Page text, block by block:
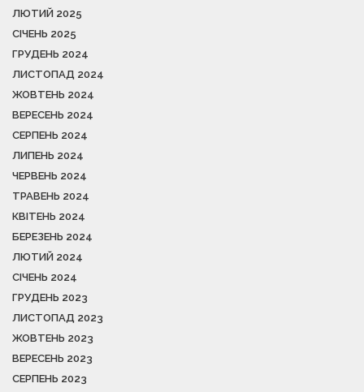
ЛЮТИЙ 2025
СІЧЕНЬ 2025
ГРУДЕНЬ 2024
ЛИСТОПАД 2024
ЖОВТЕНЬ 2024
ВЕРЕСЕНЬ 2024
СЕРПЕНЬ 2024
ЛИПЕНЬ 2024
ЧЕРВЕНЬ 2024
ТРАВЕНЬ 2024
КВІТЕНЬ 2024
БЕРЕЗЕНЬ 2024
ЛЮТИЙ 2024
СІЧЕНЬ 2024
ГРУДЕНЬ 2023
ЛИСТОПАД 2023
ЖОВТЕНЬ 2023
ВЕРЕСЕНЬ 2023
СЕРПЕНЬ 2023